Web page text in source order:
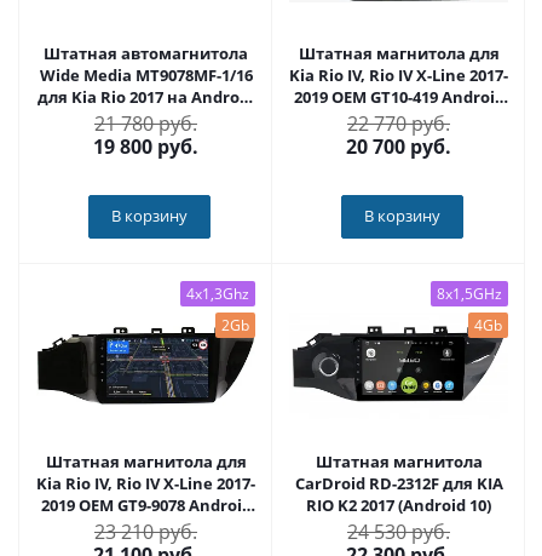
Штатная автомагнитола
Wide Media MT9078MF-1/16
для Kia Rio 2017 на Android
6.1
21 780 руб.
19 800 руб.
В корзину
Штатная магнитола для
Kia Rio IV, Rio IV X-Line 2017-
2019 OEM GT10-419 Android
10 (с кнопкой)
22 770 руб.
20 700 руб.
В корзину
4x1,3Ghz
2Gb
Штатная магнитола для
Kia Rio IV, Rio IV X-Line 2017-
2019 OEM GT9-9078 Android
10
23 210 руб.
8x1,5GHz
4Gb
Штатная магнитола
CarDroid RD-2312F для KIA
RIO K2 2017 (Android 10)
24 530 руб.